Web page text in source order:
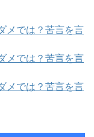
メでは？苦言を言
メでは？苦言を言
メでは？苦言を言